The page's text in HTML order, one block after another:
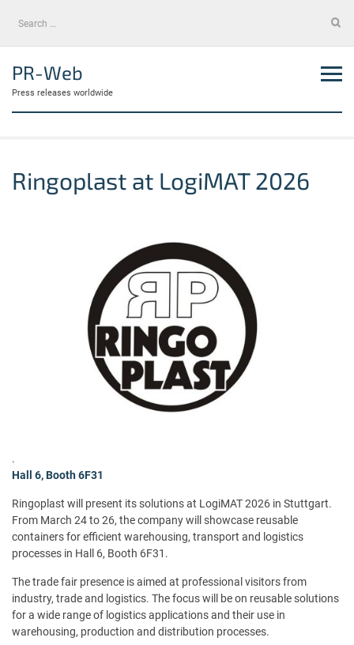
Search
PR-Web
Press releases worldwide
Ringoplast at LogiMAT 2026
.
Hall 6, Booth 6F31
Ringoplast will present its solutions at LogiMAT 2026 in Stuttgart.
From March 24 to 26, the company will showcase reusable
containers for efficient warehousing, transport and logistics
processes in Hall 6, Booth 6F31.
The trade fair presence is aimed at professional visitors from
industry, trade and logistics. The focus will be on reusable solutions
for a wide range of logistics applications and their use in
warehousing, production and distribution processes.